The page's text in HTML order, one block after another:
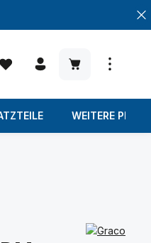
Warenkorb
WEITERE